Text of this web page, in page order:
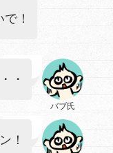
！
バブ氏
・
！